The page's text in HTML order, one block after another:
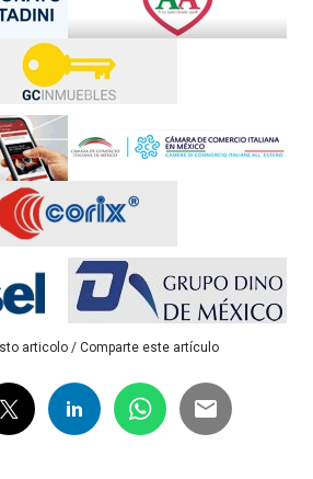
articolo / Comparte este artículo